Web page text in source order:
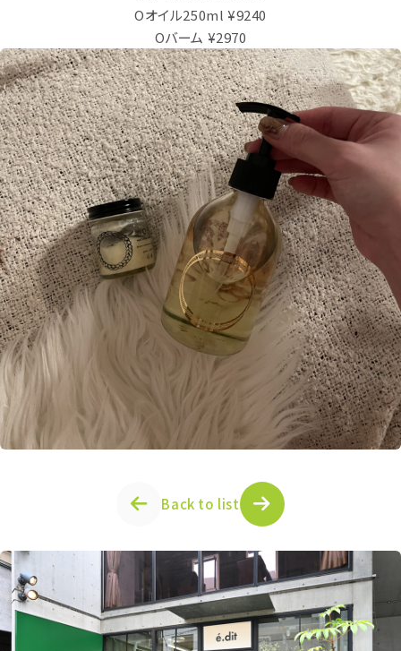
Oオイル250ml ¥9240
Oバーム ¥2970
Back to list